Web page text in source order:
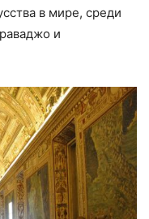
в мире, среди
и